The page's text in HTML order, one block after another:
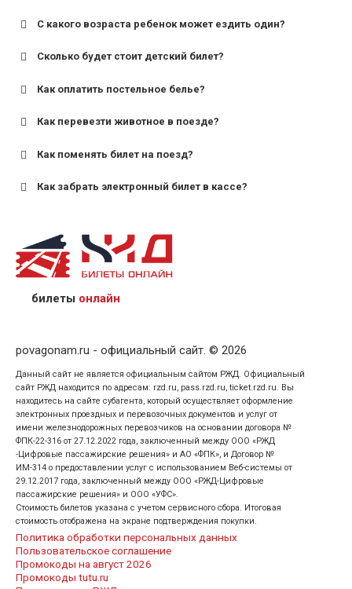
С какого возраста ребенок может ездить один?
для поездов дальнего следования — от 10 лет и
для пригородных поездов — от 7 лет.
Сколько будет стоит детский билет?
Как оплатить постельное белье?
Как перевезти животное в поезде?
Как поменять билет на поезд?
Как забрать электронный билет в кассе?
назвав кассиру 14-значный номер заказа;
предъявив удостоверение личности пассажира, на
кого оформлен билет.
билеты онлайн
povagonam.ru - официальный сайт. © 2026
Данный сайт не является официальным сайтом РЖД. Официальный
сайт РЖД находится по адресам: rzd.ru, pass.rzd.ru, ticket.rzd.ru. Вы
находитесь на сайте субагента, который осуществляет оформление
электронных проездных и перевозочных документов и услуг от
имени железнодорожных перевозчиков на основании договора №
ФПК-22-316 от 27.12.2022 года, заключенный между ООО «РЖД
-Цифровые пассажирские решения» и АО «ФПК», и Договор №
ИМ-314 о предоставлении услуг с использованием Веб-системы от
29.12.2017 года, заключенный между ООО «РЖД-Цифровые
пассажирские решения» и ООО «УФС».
Стоимость билетов указана с учетом сервисного сбора. Итоговая
стоимость отображена на экране подтверждения покупки.
Политика обработки персональных данных
Пользовательское соглашение
Промокоды на август 2026
Промокоды tutu.ru